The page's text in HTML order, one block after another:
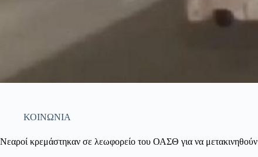
ΚΟΙΝΩΝΙΑ
Νεαροί κρεμάστηκαν σε λεωφορείο του ΟΑΣΘ για να μετακινηθούν